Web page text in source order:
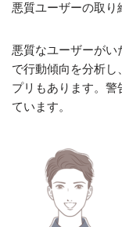
悪質ユーザーの取り
悪質なユーザーがい
で行動傾向を分析
プリもあります。警
ています。